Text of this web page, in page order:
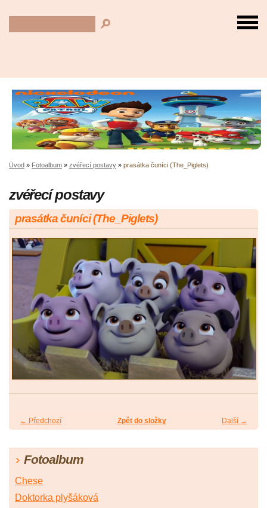
Úvod » Fotoalbum » zvéřecí postavy » prasátka čuníci (The_Piglets)
zvéřecí postavy
prasátka čuníci (The_Piglets)
← Předchozí Další →
Zpět do složky
Fotoalbum
Chese
Doktorka plyšáková